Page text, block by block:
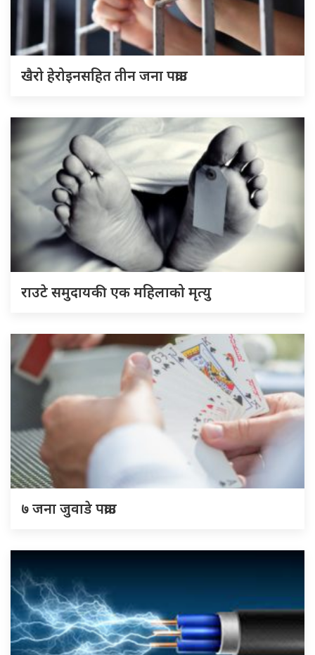
खैरो हेरोइनसहित तीन जना पक्राउ
राउटे समुदायकी एक महिलाको मृत्यु
७ जना जुवाडे पक्राउ